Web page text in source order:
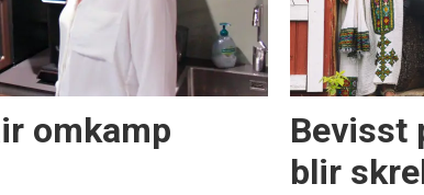
omkamp
Bevisst
blir